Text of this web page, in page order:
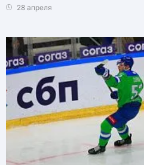
28 апреля